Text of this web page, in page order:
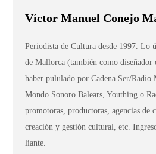
Víctor Manuel Conejo
Periodista de Cultura desde 1997. Lo
de Mallorca (también como
haber pululado por Cadena Ser/
Mondo Sonoro Balears, Youthing o
promotoras, productoras, agencias de
creación y gestión cultural, etc.
liante.